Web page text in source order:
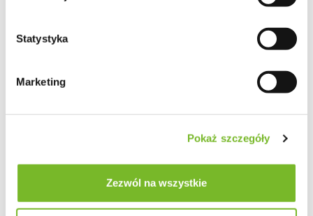
Statystyka
Marketing
Pokaż szczegóły
Zezwól na wszystkie